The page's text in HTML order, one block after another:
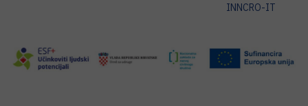
INNCRO-IT